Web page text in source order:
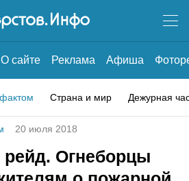
О сайте Реклама Афиша
Страна и мир Дежурная
20 июля 2018
Огнеборцы